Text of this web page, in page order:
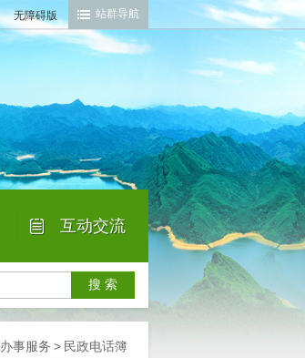
无障碍版 站群导航
互动交流
办事服务 > 民政电话簿